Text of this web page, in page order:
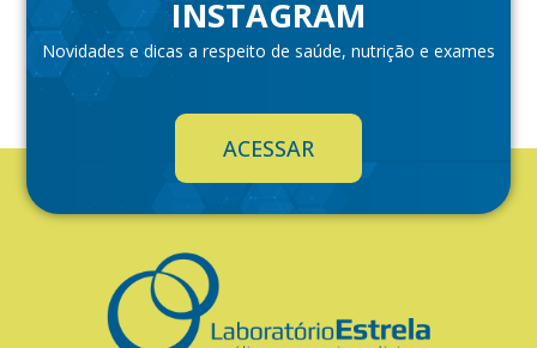
INSTAGRAM
Novidades e dicas a respeito de saúde, nutrição e exames
ACESSAR